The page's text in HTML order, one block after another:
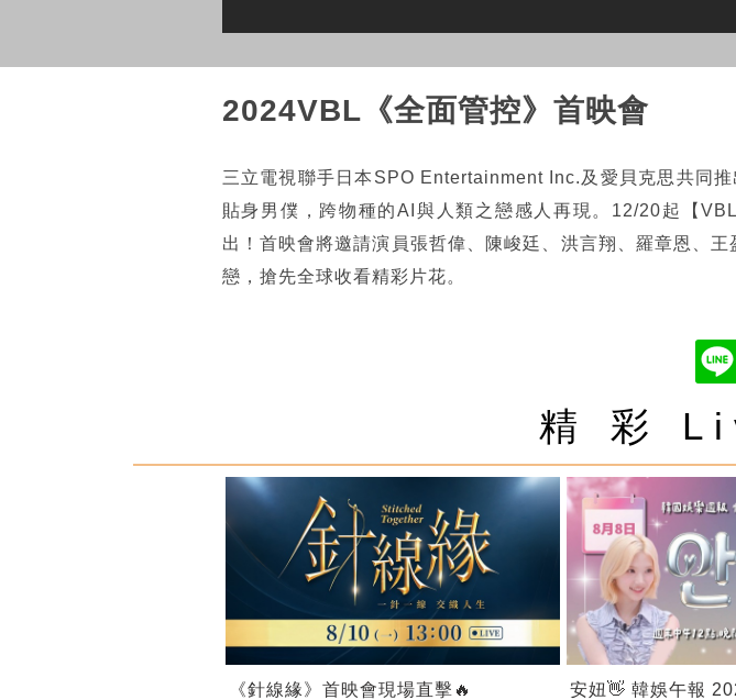
2024VBL《全面管控》首映會
三立電視聯手日本SPO Entertainment Inc.及愛貝克思共同
貼身男僕，跨物種的AI與人類之戀感人再現。12/20起【
出！首映會將邀請演員張哲偉、陳峻廷、洪言翔、羅章恩、
戀，搶先全球收看精彩片花。
精 彩
《針線緣》首映會現場直擊🔥 安妞👋 韓娛午報